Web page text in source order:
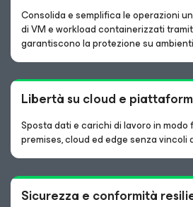
Consolida e semplifica le operazioni
di VM e workload containerizzati
garantiscono la protezione su
Libertà su cloud e
Sposta dati e carichi di lavoro in
premises, cloud ed edge senza vincoli
Sicurezza e conformità